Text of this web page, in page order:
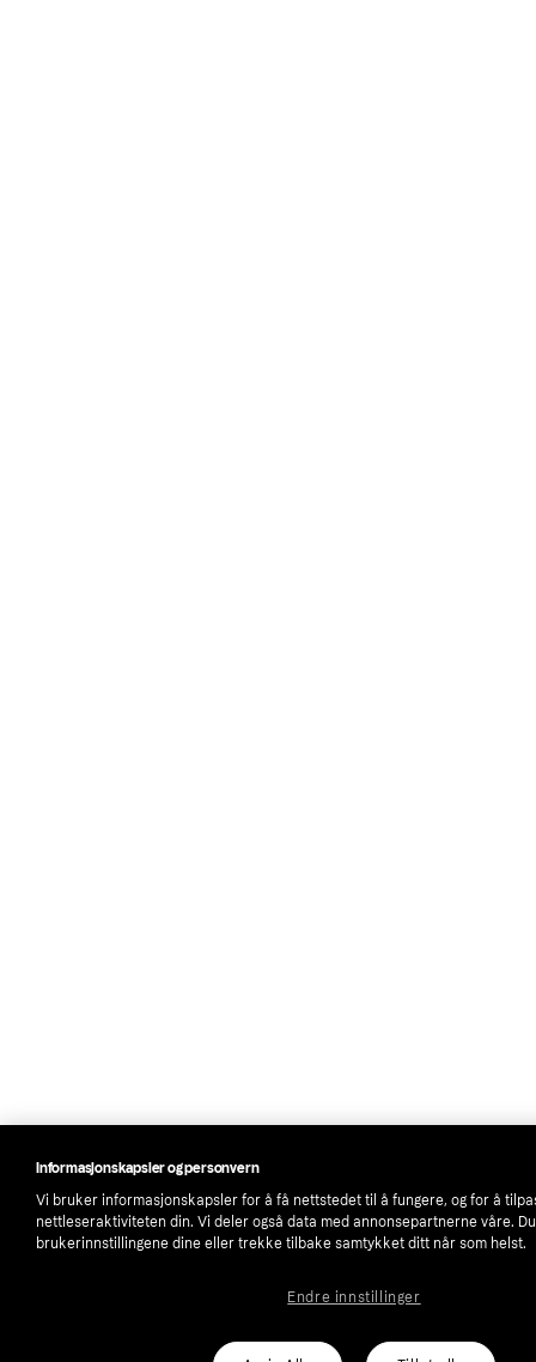
Informasjonskapsler og personvern
Vi bruker informasjonskapsler for å få nettstedet til å fungere, og for å
nettleseraktiviteten din. Vi deler også data med annonsepartnerne våre.
brukerinnstillingene dine eller trekke tilbake samtykket ditt når som helst.
Endre innstillinger